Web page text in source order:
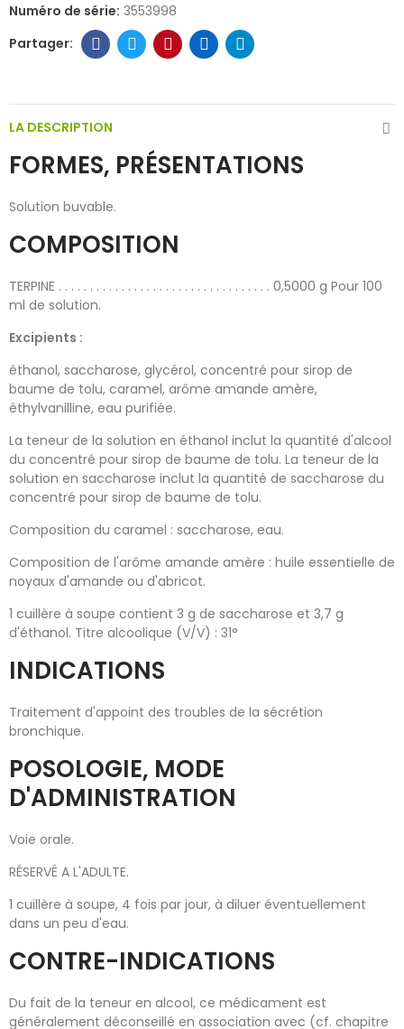
Numéro de série: 3553998
LA DESCRIPTION
FORMES, PRÉSENTATIONS
Solution buvable.
COMPOSITION
TERPINE . . . . . . . . . . . . . . . . . . . . . . . . . . . . . . . . . . 0,5000 g Pour 100
ml de solution.
Excipients :
éthanol, saccharose, glycérol, concentré pour sirop de
baume de tolu, caramel, arôme amande amère,
éthylvanilline, eau purifiée.
La teneur de la solution en éthanol inclut la quantité d'alcool
du concentré pour sirop de baume de tolu. La teneur de la
solution en saccharose inclut la quantité de saccharose du
concentré pour sirop de baume de tolu.
Composition du caramel : saccharose, eau.
Composition de l'arôme amande amère : huile essentielle de
noyaux d'amande ou d'abricot.
1 cuillère à soupe contient 3 g de saccharose et 3,7 g
d'éthanol. Titre alcoolique (V/V) : 31°
INDICATIONS
Traitement d'appoint des troubles de la sécrétion
bronchique.
POSOLOGIE, MODE
D'ADMINISTRATION
Voie orale.
RÉSERVÉ A L'ADULTE.
1 cuillère à soupe, 4 fois par jour, à diluer éventuellement
dans un peu d'eau.
CONTRE-INDICATIONS
Du fait de la teneur en alcool, ce médicament est
généralement déconseillé en association avec (cf. chapitre